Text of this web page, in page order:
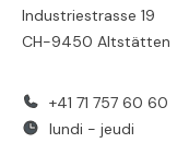
Industriestrasse 19
CH-9450 Altstätten
+41 71 757 60 60
lundi - jeudi